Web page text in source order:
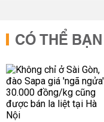
CÓ THỂ